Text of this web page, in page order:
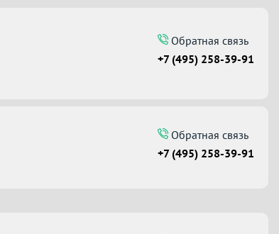
Обратная связь
+7 (495) 258-39-91
Обратная связь
+7 (495) 258-39-91